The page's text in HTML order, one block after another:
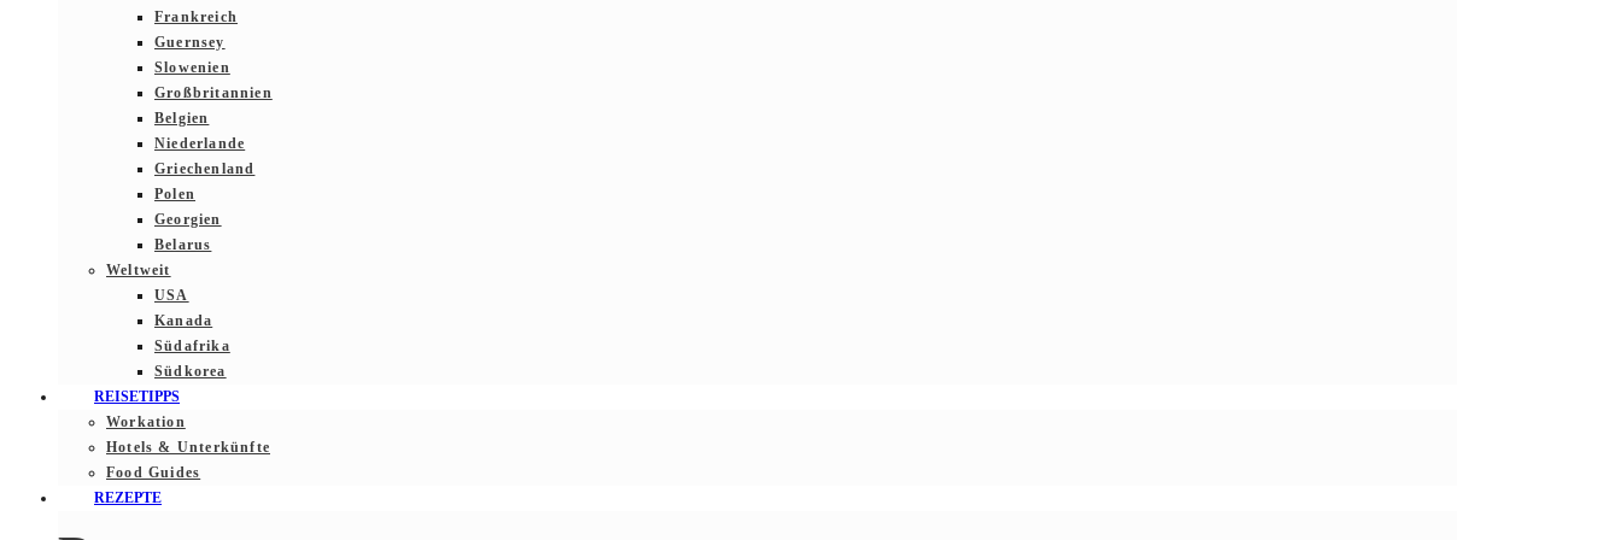
Frankreich
Guernsey
Slowenien
Großbritannien
Belgien
Niederlande
Griechenland
Polen
Georgien
Belarus
Weltweit
USA
Kanada
Südafrika
Südkorea
REISETIPPS
Workation
Hotels & Unterkünfte
Food Guides
REZEPTE